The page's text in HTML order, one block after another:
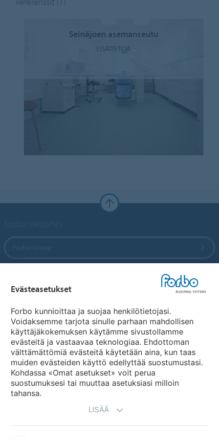
Seinäjoen asemanseutu
LISÄTIETOA
Maakohtaiset sivut
Valitse maa
Evästeasetukset
Forbo kunnioittaa ja suojaa henkilötietojasi.
Voidaksemme tarjota sinulle parhaan mahdollisen
käyttäjäkokemuksen käytämme sivustollamme
evästeitä ja vastaavaa teknologiaa. Ehdottoman
välttämättömiä evästeitä käytetään aina, kun taas
muiden evästeiden käyttö edellyttää suostumustasi.
Kohdassa «Omat asetukset» voit perua
suostumuksesi tai muuttaa asetuksiasi milloin
tahansa.
LISÄÄ